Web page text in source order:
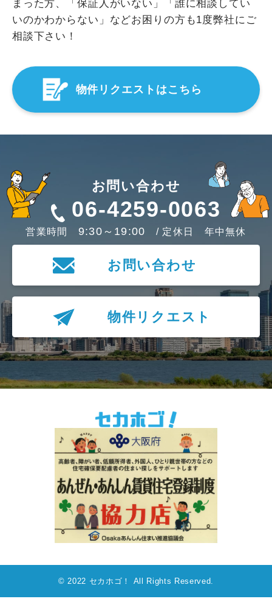
まった方、「保証人がいない」「誰に相談してい
いのかわからない」などお困りの方も1度弊社にご
相談下さい！
物件リクエストはこちら
お問い合わせ
06-4259-0063
営業時間 9:30～19:00 / 定休日 年中無休
お問い合わせ
物件リクエスト
© 2022 セカホゴ！ All Rights Reserved.